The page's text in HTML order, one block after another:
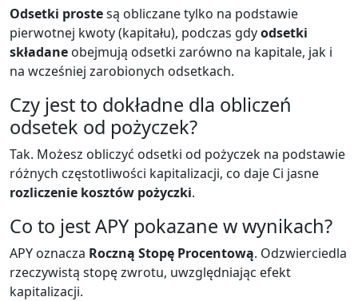
Odsetki prostesą obliczane tylko na podstawie
pierwotnej kwoty (kapitału), podczas gdyodsetki
składane obejmują odsetki zarówno na kapitale, jak i
na wcześniej zarobionych odsetkach.
Czy jest to dokładne dla obliczeń
odsetek od pożyczek?
Tak. Możesz obliczyć odsetki od pożyczek na podstawie
różnych częstotliwości kapitalizacji, co daje Ci jasne
rozliczenie kosztów pożyczki.
Co to jest APY pokazane w wynikach?
APY oznacza Roczną Stopę Procentową. Odzwierciedla
rzeczywistą stopę zwrotu, uwzględniając efekt
kapitalizacji.